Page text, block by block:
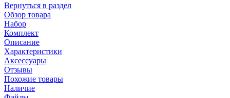
Вернуться в раздел
Обзор товара
Набор
Комплект
Описание
Характеристики
Аксессуары
Отзывы
Похожие товары
Наличие